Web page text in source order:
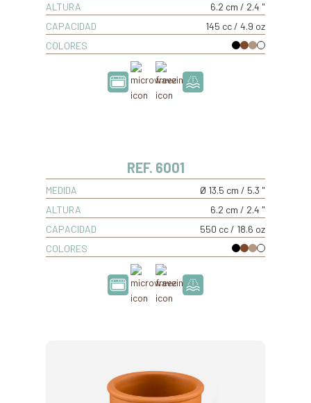
ALTURA
6.2 cm / 2.4 "
CAPACIDAD
145 cc / 4.9 oz
COLORES
REF. 6001
MEDIDA
Ø 13.5 cm / 5.3 "
ALTURA
6.2 cm / 2.4 "
CAPACIDAD
550 cc / 18.6 oz
COLORES